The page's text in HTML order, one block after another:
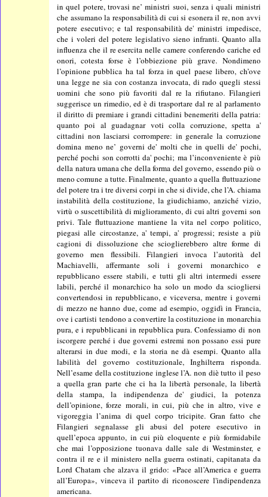
in quel potere, trovasi ne’ ministri suoi, senza i quali ministri
che assumano la responsabilità di cui si esonera il re, non avvi
potere esecutivo; e tal responsabilità de' ministri impedisce,
che i voleri del potere legislativo sieno infranti. Quanto alla
influenza che il re esercita nelle camere conferendo cariche ed
onori, cotesta forse è l’obbiezione più grave. Nondimeno
l’opinione pubblica ha tal forza in quel paese libero, ch’ove
una legge ne sia con costanza invocata, di rado quegli stessi
uomini che sono più favoriti dal re la rifiutano. Filangieri
suggerisce un rimedio, ed è di trasportare dal re al parlamento
il diritto di premiare i grandi cittadini benemeriti della patria:
quanto poi al guadagnar voti colla corruzione, spetta a'
cittadini non lasciarsi corrompere: in generale la corruzione
domina meno ne’ governi de' molti che in quelli de' pochi,
perché pochi son corrotti da' pochi; ma l’inconveniente è più
della natura umana che della forma del governo, essendo più o
meno comune a tutte. Finalmente, quanto a quella fluttuazione
del potere tra i tre diversi corpi in che si divide, che l’A. chiama
instabilità della costituzione, la giudichiamo, anziché vizio,
virtù o suscettibilità di miglioramento, di cui altri governi son
privi. Tale fluttuazione mantiene la vita nel corpo politico,
piegasi alle circostanze, a' tempi, a' progressi; resiste a più
cagioni di dissoluzione che scioglierebbero altre forme di
governo men flessibili. Filangieri invoca l’autorità del
Machiavelli, affermante soli i governi monarchico e
repubblicano essere stabili, e tutti gli altri intermedi essere
labili, perché il monarchico ha solo un modo da sciogliersi
convertendosi in repubblicano, e viceversa, mentre i governi
di mezzo ne hanno due, come ad esempio, oggidì in Francia,
ove i cartisti tendono a convertire la costituzione in monarchia
pura, e i repubblicani in repubblica pura. Confessiamo di non
iscorgere perché i due governi estremi non possano essi pure
alterarsi in due modi, e la storia ne dà esempi. Quanto alla
labilità del governo costituzionale, Inghilterra risponda.
Nell’esame della costituzione inglese l’A. non diè tutto il peso
a quella gran parte che ci ha la libertà personale, la libertà
della stampa, la indipendenza de' giudici, la potenza
dell’opinione, forze morali, in cui, più che in altro, vive e
vigoreggia l’anima di quel corpo tricipite. Gran fatto che
Filangieri segnalasse gli abusi del potere esecutivo in
quell’epoca appunto, in cui più eloquente e più formidabile
che mai l’opposizione tuonava dalle sale di Westminster, e
contra il re e il ministero nella guerra ostinati, capitanata da
Lord Chatam che alzava il grido: «Pace all’America e guerra
all’Europa», vinceva il partito di riconoscere l'indipendenza
americana.